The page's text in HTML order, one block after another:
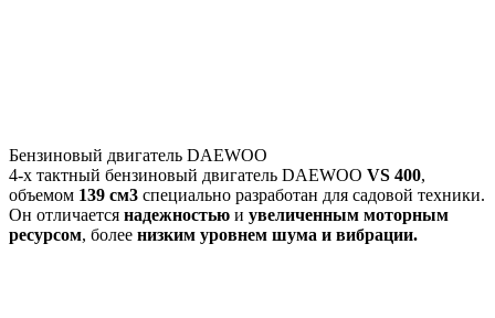
Бензиновый двигатель DAEWOO
4-х тактный бензиновый двигатель DAEWOO VS 400,
объемом 139 см3 специально разработан для садовой техники.
Он отличается надежностью и увеличенным моторным
ресурсом, более низким уровнем шума и вибрации.